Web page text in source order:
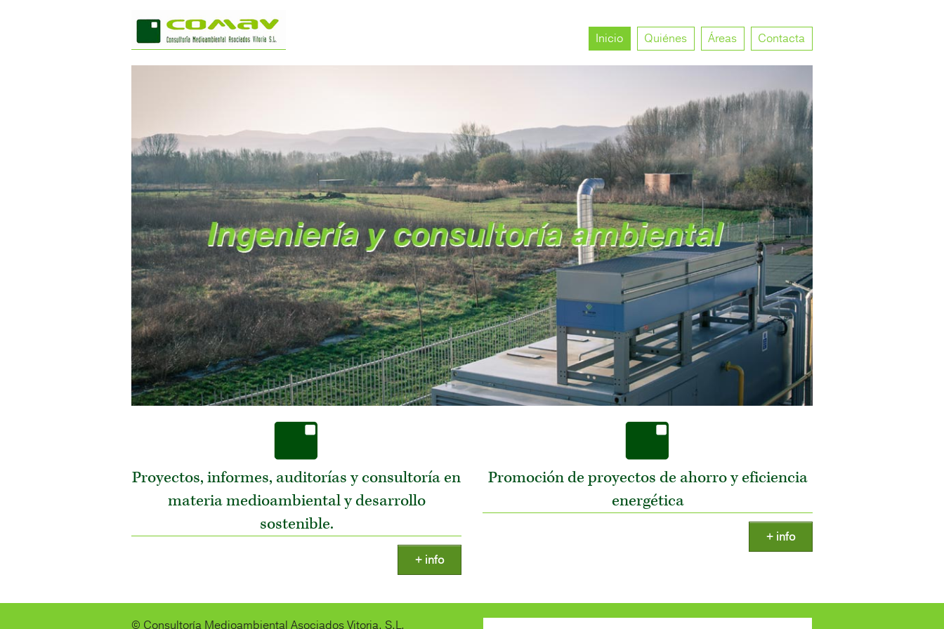
Inicio Quiénes Áreas Contacta
Proyectos, informes, auditorías y consultoría en
materia medioambiental y desarrollo
sostenible.
+ info
Promoción de proyectos de ahorro y eficiencia
energética
+ info
© Consultoría Medioambiental Asociados Vitoria, S.L.